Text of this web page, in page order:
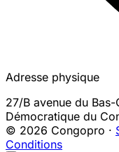
Adresse physique
27/B avenue du Bas-
Démocratique du
© 2026 Congopro ·
Conditions